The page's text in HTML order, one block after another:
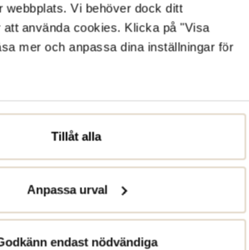
webbplats. Vi behöver dock ditt
att använda cookies. Klicka på "Visa
mer och anpassa dina inställningar för
Tillåt alla
Anpassa urval
endast nödvändiga